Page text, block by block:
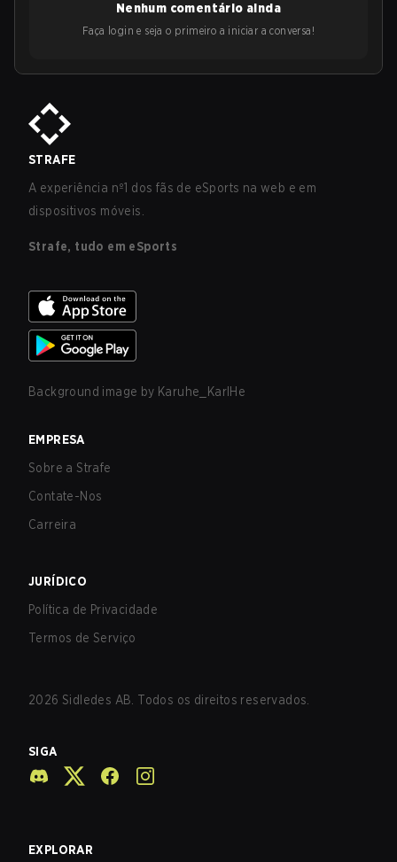
Nenhum comentário ainda
Faça login e seja o primeiro a iniciar a conversa!
STRAFE
A experiência nº1 dos fãs de eSports na web e em
dispositivos móveis.
Strafe, tudo em eSports
Background image by Karuhe_KarlHe
EMPRESA
Sobre a Strafe
Contate-Nos
Carreira
JURÍDICO
Política de Privacidade
Termos de Serviço
2026 Sidledes AB. Todos os direitos reservados.
SIGA
EXPLORAR